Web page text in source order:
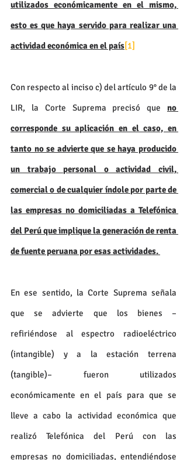
utilizados económicamente en el mismo,
esto es que haya servido para realizar una
actividad económica en el país[1]
Con respecto al inciso c) del artículo 9° de la
LIR, la Corte Suprema precisó que no
corresponde su aplicación en el caso, en
tanto no se advierte que se haya producido
un trabajo personal o actividad civil,
comercial o de cualquier índole por parte de
las empresas no domiciliadas a Telefónica
del Perú que implique la generación de renta
de fuente peruana por esas actividades.
En ese sentido, la Corte Suprema señala
que se advierte que los bienes –
refiriéndose al espectro radioeléctrico
(intangible) y a la estación terrena
(tangible)– fueron utilizados
económicamente en el país para que se
lleve a cabo la actividad económica que
realizó Telefónica del Perú con las
empresas no domiciliadas, entendiéndose